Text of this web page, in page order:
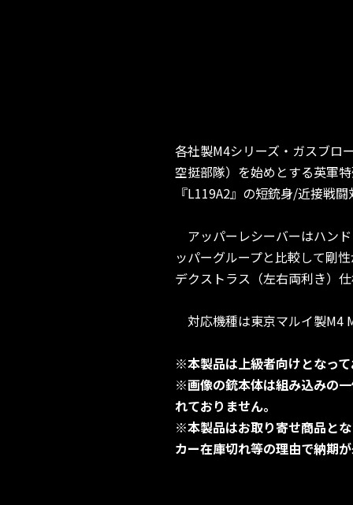
各社製M4シリーズ・ガスブロ
空挺部隊）を始めとする英軍
『L119A2』の短銃身/近接戦
アッパーレシーバーはハン
ッパーグループと比較して剛
デクストラス（左右両利き）
対応機種は東京マルイ製M4
※本製品は上級者向けとなっ
※画像の銃本体は組み込みの
れておりません。
※本製品はお取り寄せ商品と
カー在庫切れ等の理由で納期